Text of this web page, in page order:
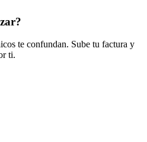
te confundan. Sube tu factura y
ti.